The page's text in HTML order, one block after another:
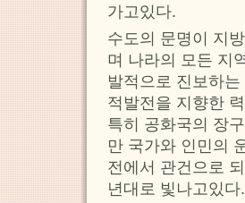
가고있다.
수도의 문명이 지
며 나라의 모든 지
발적으로 진보하
적발전을 지향한
특히 공화국의 장
만 국가와 인민의
전에서 관건으로
년대로 빛나고있다.